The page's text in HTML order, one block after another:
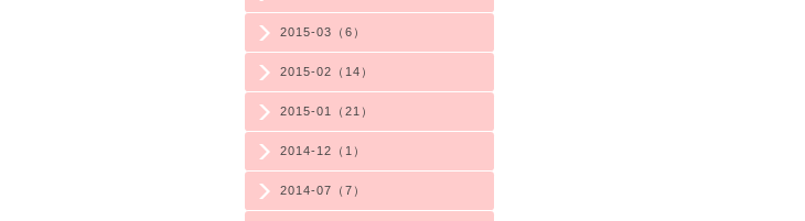
2015-03（6）
2015-02（14）
2015-01（21）
2014-12（1）
2014-07（7）